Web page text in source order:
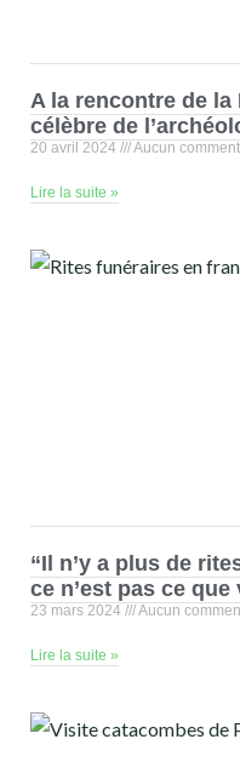
A la rencontre de la
célèbre de
20 avril 2024 Aucun
Lire la suite »
“Il n’y a plus de
ce n’est pas ce
23 mars 2024 Aucun
Lire la suite »